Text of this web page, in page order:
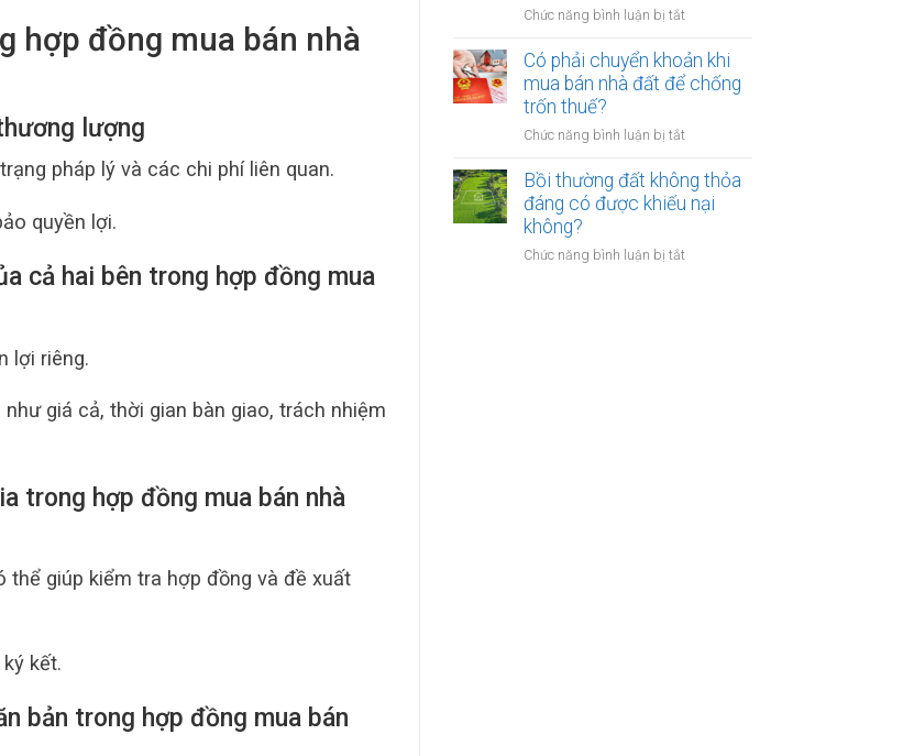
hợp đồng mua bán nhà
lượng
pháp lý và các chi phí liên quan.
quyền lợi.
cả hai bên trong hợp đồng mua
lợi riêng.
giá cả, thời gian bàn giao, trách nhiệm
trong hợp đồng mua bán nhà
giúp kiểm tra hợp đồng và đề xuất
kết.
bản trong hợp đồng mua bán
khách
hàng
như
có
xây
nhà
Chức năng bình luận bị tắt
thăng
tiến
nhà
sẽ
thực
Có phải chuyển khoản khi
mua bán nhà đất để chống
trốn thuế?
Chức năng bình luận bị tắt
phải
chuyển
khoản
mua
Bồi thường đất không thỏa
đáng có được khiếu nại
không?
Chức năng bình luận bị tắt